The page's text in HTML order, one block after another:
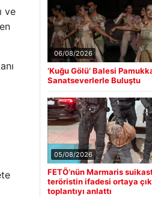
ve
06/08/2026
‘Kuğu Gölü’ Balesi
Sanatseverlerle Buluştu
05/08/2026
FETÖ’nün Marmaris
teröristin ifadesi ortaya
toplantıyı anlattı